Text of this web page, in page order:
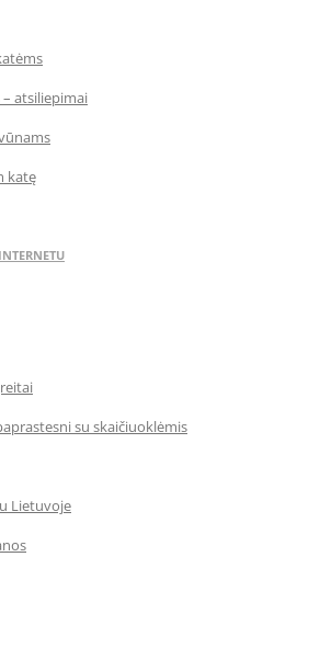
– atsiliepimai
katę
su skaičiuoklėmis
Lietuvoje